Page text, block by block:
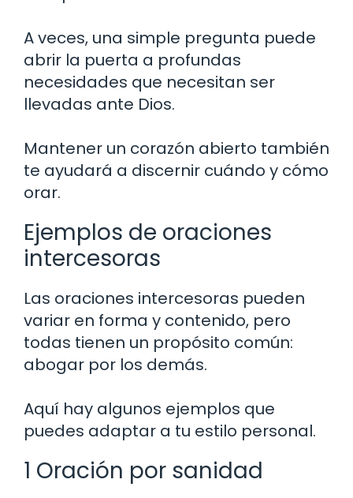
A veces, una simple pregunta puede
abrir la puerta a profundas
necesidades que necesitan ser
llevadas ante Dios.
Mantener un corazón abierto también
te ayudará a discernir cuándo y cómo
orar.
Ejemplos de oraciones
intercesoras
Las oraciones intercesoras pueden
variar en forma y contenido, pero
todas tienen un propósito común:
abogar por los demás.
Aquí hay algunos ejemplos que
puedes adaptar a tu estilo personal.
1 Oración por sanidad